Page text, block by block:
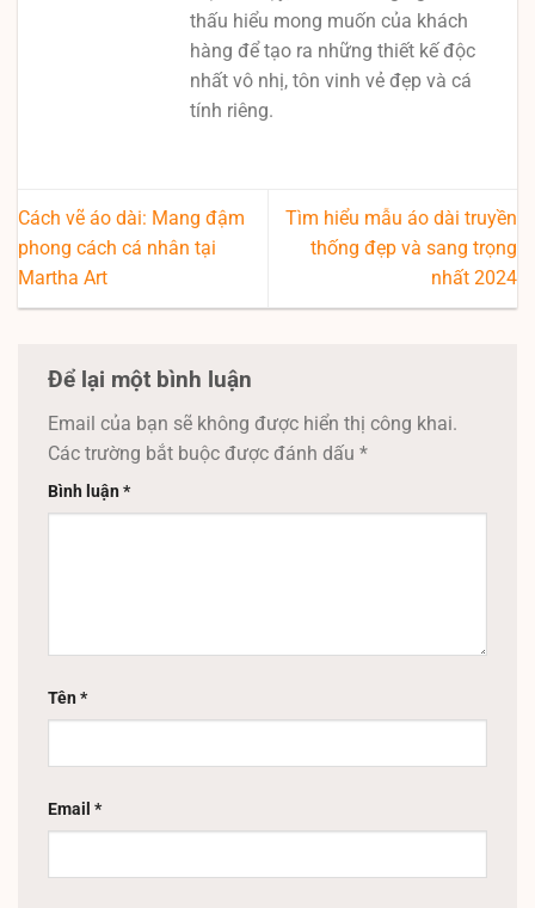
thấu hiểu mong muốn của khách
hàng để tạo ra những thiết kế độc
nhất vô nhị, tôn vinh vẻ đẹp và cá
tính riêng.
Cách vẽ áo dài: Mang đậm
phong cách cá nhân tại
Martha Art
Tìm hiểu mẫu áo dài truyền
thống đẹp và sang trọng
nhất 2024
Để lại một bình luận
Email của bạn sẽ không được hiển thị công khai.
Các trường bắt buộc được đánh dấu *
Bình luận*
Tên*
Email *